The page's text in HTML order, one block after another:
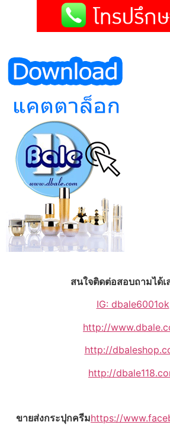
สนใจติดต่อสอบถามได้เ
IG: dbale6001ok
http://
http://
http://
ขายส่งกระปุกครีมhttps://